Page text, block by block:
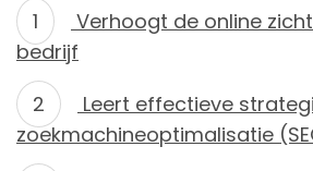
Verhoogt de online
bedrijf
Leert effectieve
zoekmachineoptimalisatie